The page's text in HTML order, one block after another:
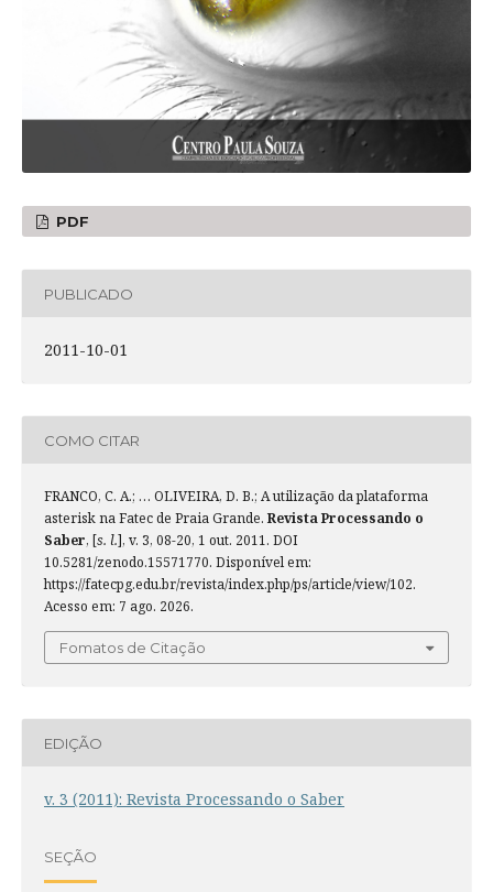
PDF
PUBLICADO
2011-10-01
COMO CITAR
FRANCO, C. A.; … OLIVEIRA, D. B.; A utilização da plataforma
asterisk na Fatec de Praia Grande. Revista Processando o
Saber, [s. l.], v. 3, 08-20, 1 out. 2011. DOI
10.5281/zenodo.15571770. Disponível em:
https://fatecpg.edu.br/revista/index.php/ps/article/view/102.
Acesso em: 7 ago. 2026.
Fomatos de Citação
EDIÇÃO
v. 3 (2011): Revista Processando o Saber
SEÇÃO